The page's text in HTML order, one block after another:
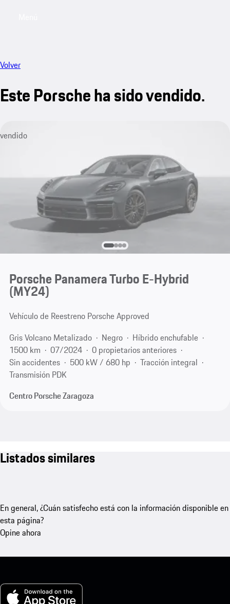
Volver
Este Porsche ha sido vendido.
vendido
Porsche Panamera Turbo E-Hybrid
(MY24)
Vehículo de Reestreno Porsche Approved
Gris Volcano Metalizado
Negro
Híbrido enchufable
1500 km
07/2024
0 propietarios anteriores
Sin accidentes
500 kW / 680 hp
Tracción integral
Transmisión PDK
Centro Porsche Zaragoza
Listados similares
En general, ¿Cuán satisfecho está con la información disponible en
esta página?
Opine ahora